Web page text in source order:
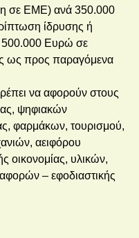
σε ΕΜΕ) ανά 350.000
ίδρυσης ή
500.000 Ευρώ σε
ως προς παραγόμενα
να αφορούν στους
ψηφιακών
φαρμάκων, τουρισμού,
αειφόρου
οικονομίας, υλικών,
– εφοδιαστικής